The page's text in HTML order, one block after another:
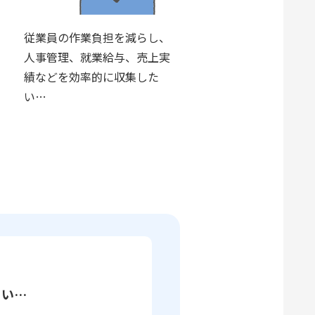
従業員の作業負担を減らし、
人事管理、就業給与、売上実
績などを効率的に収集した
い…
い…